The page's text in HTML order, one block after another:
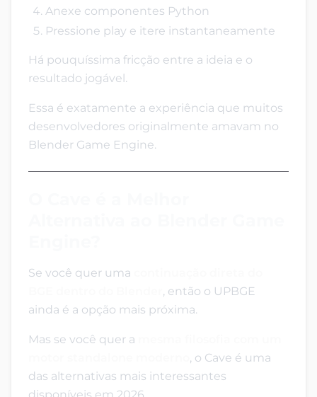
Anexe componentes Python
Pressione play e itere instantaneamente
Há pouquíssima fricção entre a ideia e o
resultado jogável.
Essa é exatamente a experiência que muitos
desenvolvedores originalmente amavam no
Blender Game Engine.
Se você quer uma
, então o UPBGE
ainda é a opção mais próxima.
Mas se você quer a
, o Cave é uma
das alternativas mais interessantes